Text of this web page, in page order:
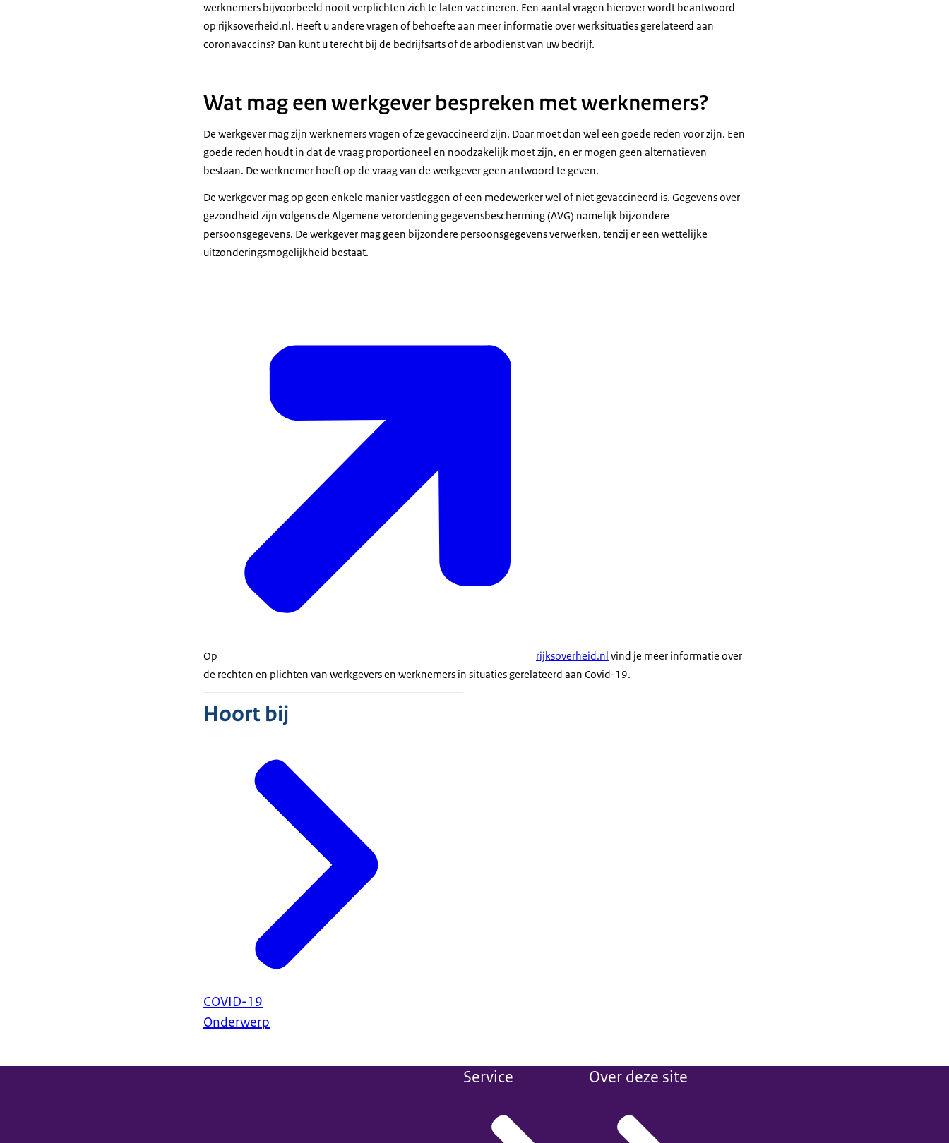
werknemers bijvoorbeeld nooit verplichten zich te laten vaccineren. Een aantal vragen hierover wordt beantwoord
op rijksoverheid.nl. Heeft u andere vragen of behoefte aan meer informatie over werksituaties gerelateerd aan
coronavaccins? Dan kunt u terecht bij de bedrijfsarts of de arbodienst van uw bedrijf.
Wat mag een werkgever bespreken met werknemers?
De werkgever mag zijn werknemers vragen of ze gevaccineerd zijn. Daar moet dan wel een goede reden voor zijn. Een
goede reden houdt in dat de vraag proportioneel en noodzakelijk moet zijn, en er mogen geen alternatieven
bestaan. De werknemer hoeft op de vraag van de werkgever geen antwoord te geven.
De werkgever mag op geen enkele manier vastleggen of een medewerker wel of niet gevaccineerd is. Gegevens over
gezondheid zijn volgens de Algemene verordening gegevensbescherming (AVG) namelijk bijzondere
persoonsgegevens. De werkgever mag geen bijzondere persoonsgegevens verwerken, tenzij er een wettelijke
uitzonderingsmogelijkheid bestaat.
Op rijksoverheid.nl vind je meer informatie over
de rechten en plichten van werkgevers en werknemers in situaties gerelateerd aan Covid-19.
Hoort bij
COVID-19
Onderwerp
Service Over deze site